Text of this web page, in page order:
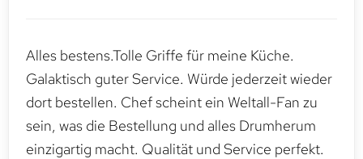
Alles bestens.Tolle Griffe für meine Küche.
Galaktisch guter Service. Würde jederzeit wieder
dort bestellen. Chef scheint ein Weltall-Fan zu
sein, was die Bestellung und alles Drumherum
einzigartig macht. Qualität und Service perfekt.